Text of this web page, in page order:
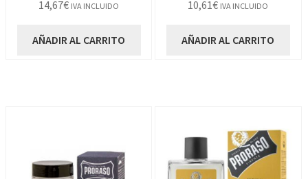
14,67€ IVA INCLUIDO
AÑADIR AL CARRITO
10,61€ IVA INCLUIDO
AÑADIR AL CARRITO